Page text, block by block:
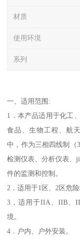
材质
使用环境
系列
一、适用范围:
1．本产品适用于化工
食品、生物工程、航
中，作为三相四线制（
检测仪表、分析仪表、
件的监测和控制。
2．适用于1区、2区危险
3．适用于IIA、IIB、
境。
4．户内、户外安装。